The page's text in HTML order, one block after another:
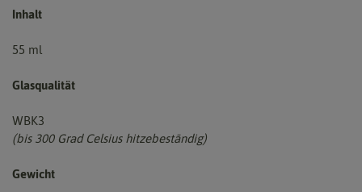
Inhalt
55 ml
Glasqualität
WBK3
(bis 300 Grad Celsius hitzebeständig)
Gewicht